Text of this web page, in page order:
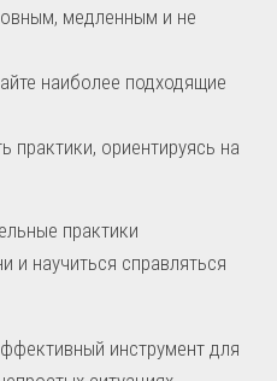
медленным и не
наиболее подходящие
практики, ориентируясь на
практики
научиться справляться
инструмент для